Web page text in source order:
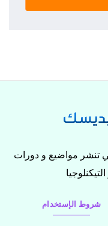
تنشر مواضيع و دورات
شروط الإستخدام